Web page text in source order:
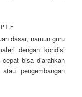
dasar, namun guru
dengan kondisi
bisa diarahkan
pengembangan